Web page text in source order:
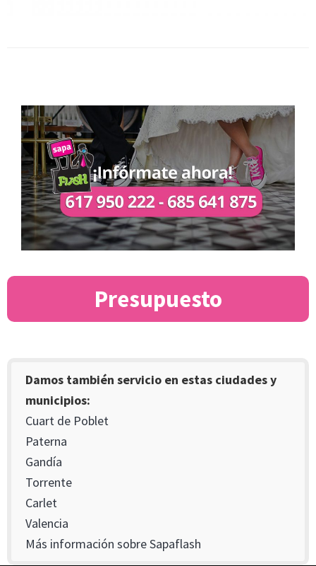
Presupuesto
Damos también servicio en estas ciudades y
municipios:
Cuart de Poblet
Paterna
Gandía
Torrente
Carlet
Valencia
Más información sobre Sapaflash